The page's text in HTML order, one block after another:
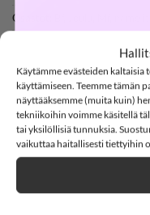
Käytämme evästeiden
käyttämiseen. Teemme tämän
näyttääksemme (muita kuin)
tekniikoihin voimme käsitellä
tai yksilöllisiä tunnuksia.
vaikuttaa haitallisesti tiettyihin
Osastot:
KUVAUS
15%
01